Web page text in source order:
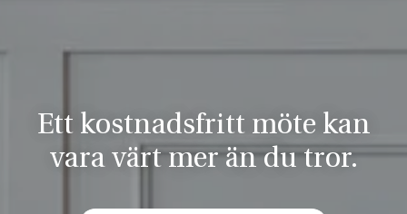
Ett kostnadsfritt möte kan
vara värt mer än du tror.